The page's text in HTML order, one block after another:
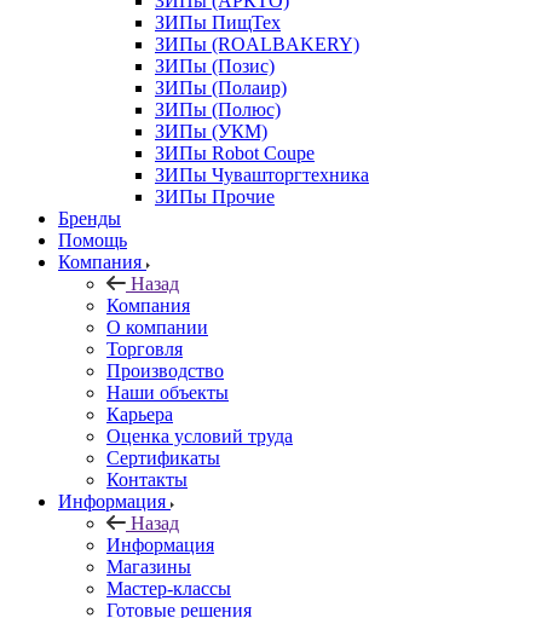
ЗИПы ПищТех
ЗИПы (ROALBAKERY)
ЗИПы (Позис)
ЗИПы (Полаир)
ЗИПы (Полюс)
ЗИПы (УКМ)
ЗИПы Robot Coupe
ЗИПы Чувашторгтехника
ЗИПы Прочие
Бренды
Помощь
Компания
Назад
Компания
О компании
Торговля
Производство
Наши объекты
Карьера
Оценка условий труда
Сертификаты
Контакты
Информация
Назад
Информация
Магазины
Мастер-классы
Готовые решения